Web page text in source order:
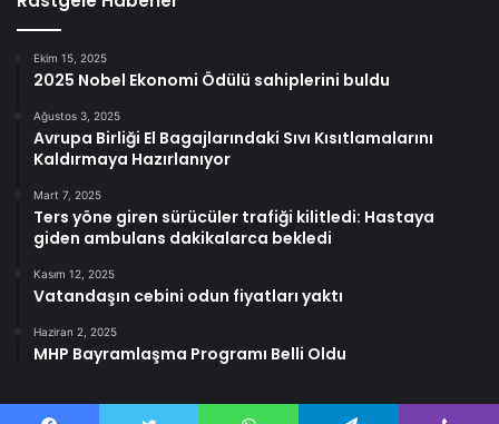
Ekim 15, 2025
2025 Nobel Ekonomi Ödülü sahiplerini buldu
Ağustos 3, 2025
Avrupa Birliği El Bagajlarındaki Sıvı Kısıtlamalarını
Kaldırmaya Hazırlanıyor
Mart 7, 2025
Ters yöne giren sürücüler trafiği kilitledi: Hastaya
giden ambulans dakikalarca bekledi
Kasım 12, 2025
Vatandaşın cebini odun fiyatları yaktı
Haziran 2, 2025
MHP Bayramlaşma Programı Belli Oldu